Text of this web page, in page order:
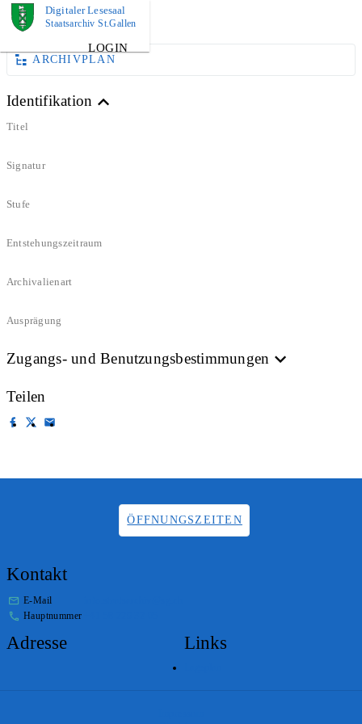
Digitaler Lesesaal
Staatsarchiv St.Gallen
LOGIN
DOKUMENT
ARCHIVPLAN
Identifikation
Titel
Signatur
Stufe
Entstehungszeitraum
Archivalienart
Ausprägung
Zugangs- und Benutzungsbestimmungen
Teilen
ÖFFNUNGSZEITEN
Kontakt
E-Mail
Hauptnummer
Adresse Links